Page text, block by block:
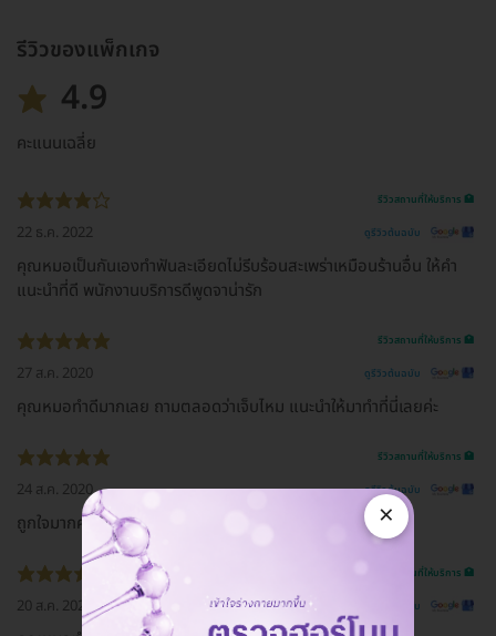
รีวิวของแพ็กเกจ
4.9
คะแนนเฉลี่ย
รีวิวสถานที่ให้บริการ 🏥
22 ธ.ค. 2022 ดูรีวิวต้นฉบับ
คุณหมอเป็นกันเองทำฟันละเอียดไม่รีบร้อนสะเพร่าเหมือนร้านอื่น ให้คำ
แนะนำที่ดี พนักงานบริการดีพูดจาน่ารัก
รีวิวสถานที่ให้บริการ 🏥
27 ส.ค. 2020 ดูรีวิวต้นฉบับ
คุณหมอทำดีมากเลย ถามตลอดว่าเจ็บไหม แนะนำให้มาทำที่นี่เลยค่ะ
รีวิวสถานที่ให้บริการ 🏥
24 ส.ค. 2020 ดูรีวิวต้นฉบับ
ถูกใจมากค่ะสะอาดทุกคนในร้านน่ารักค่ะแนะนำดีเยี่ยมค่ะ
รีวิวสถานที่ให้บริการ 🏥
20 ส.ค. 2020 ดูรีวิวต้นฉบับ
×